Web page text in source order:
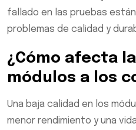
fallado en las pruebas
problemas de calidad y
¿Cómo afecta
módulos a los
Una baja calidad en los
menor rendimiento y una